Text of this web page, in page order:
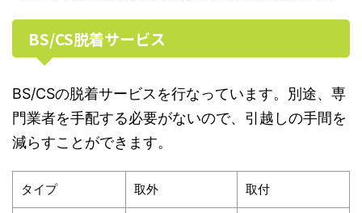
BS/CS脱着サービス
BS/CSの脱着サービスを行なっています。別途、専
門業者を手配する必要がないので、引越しの手間を
減らすことができます。
タイプ 取外 取付